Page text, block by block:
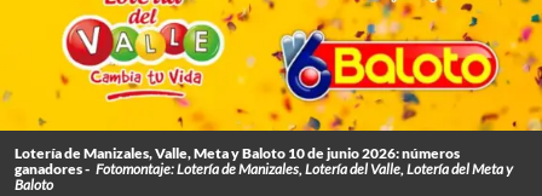
Lotería de Manizales, Valle, Meta y Baloto 10 de junio 2026: números
ganadores - Fotomontaje: Lotería de Manizales, Lotería del Valle, Lotería del Meta y
Baloto